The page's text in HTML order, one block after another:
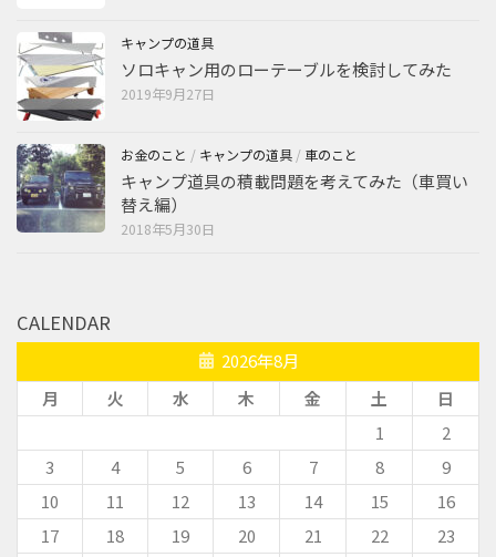
キャンプの道具
ソロキャン用のローテーブルを検討してみた
2019年9月27日
お金のこと / キャンプの道具 / 車のこと
キャンプ道具の積載問題を考えてみた（車買い
替え編）
2018年5月30日
CALENDAR
2026年8月
月
火 水 木 金 土
日
1
2
3
4 5 6 7 8
9
10
11 12 13 14 15
16
17
18 19 20 21 22
23